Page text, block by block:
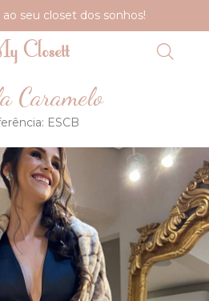
seu closet dos sonhos!
Caramelo
ESCB